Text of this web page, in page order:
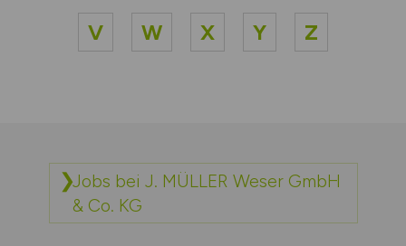
V W X Y Z
Jobs bei J. MÜLLER Weser GmbH
& Co. KG